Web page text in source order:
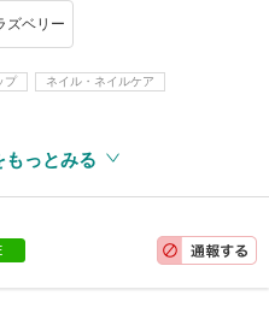
ズベリー
プ ネイル・ネイルケア
もっとみる